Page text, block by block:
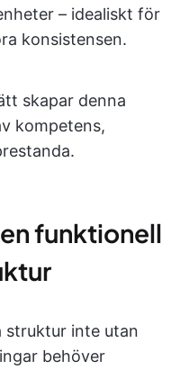
– idealiskt för
konsistensen.
skapar denna
kompetens,
funktionell
struktur inte utan
behöver